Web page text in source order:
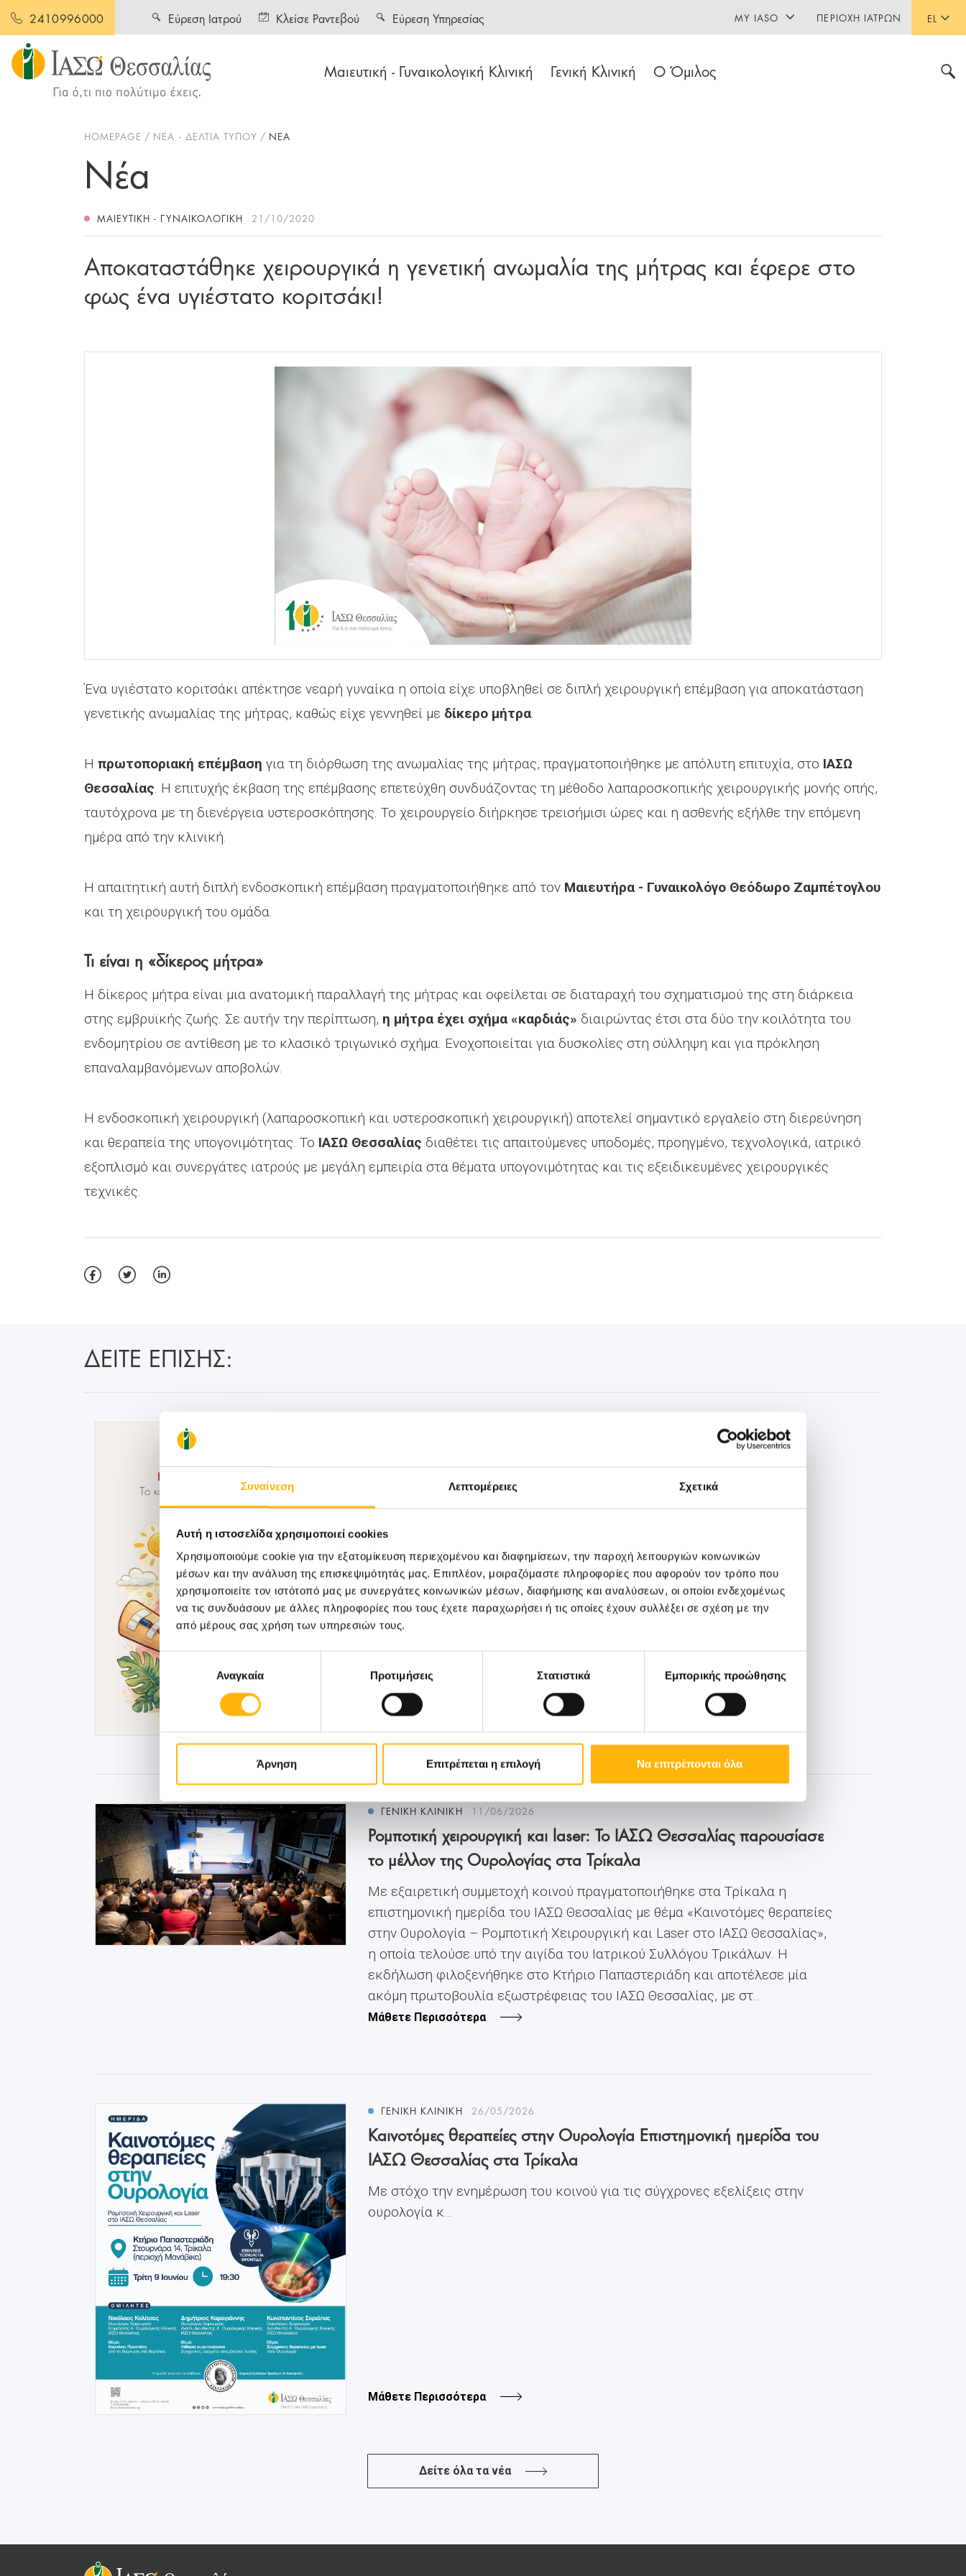
Συναίνεση Λεπτομέρειες Σχετικά
Αυτή η ιστοσελίδα χρησιμοποιεί cookies
Χρησιμοποιούμε cookie για την εξατομίκευση περιεχομένου και διαφημίσεων, την παροχή λειτουργιών κοινωνικών
μέσων και την ανάλυση της επισκεψιμότητάς μας. Επιπλέον, μοιραζόμαστε πληροφορίες που αφορούν τον τρόπο που
χρησιμοποιείτε τον ιστότοπό μας με συνεργάτες κοινωνικών μέσων, διαφήμισης και αναλύσεων, οι οποίοι ενδεχομένως
να τις συνδυάσουν με άλλες πληροφορίες που τους έχετε παραχωρήσει ή τις οποίες έχουν συλλέξει σε σχέση με την
από μέρους σας χρήση των υπηρεσιών τους.
Επιλογή
συγκατάθεσηςΑναγκαία Προτιμήσεις Στατιστικά Εμπορικής προώθησης
Άρνηση Επιτρέπεται η επιλογή Να επιτρέπονται όλα
2410996000 EL
Μαιευτική - Γυναικολογική Κλινική Γενική Κλινική Ο Όμιλος
Εύρεση Ιατρού Κλείσε Ραντεβού Εύρεση Υπηρεσίας MY IASO ΠΕΡΙΟΧΉ ΙΑΤΡΏΝ
HOMEPAGE ΝΕΑ - ΔΕΛΤΙΑ ΤΥΠΟΥ ΝΕΑ
Νέα
ΜΑΙΕΥΤΙΚΉ - ΓΥΝΑΙΚΟΛΟΓΙΚΉ 21/10/2020
Αποκαταστάθηκε χειρουργικά η γενετική ανωμαλία της μήτρας και έφερε στο
φως ένα υγιέστατο κοριτσάκι!
Ένα υγιέστατο κοριτσάκι απέκτησε νεαρή γυναίκα η οποία είχε υποβληθεί σε διπλή χειρουργική επέμβαση για αποκατάσταση
γενετικής ανωμαλίας της μήτρας, καθώς είχε γεννηθεί με δίκερο μήτρα.
Η πρωτοποριακή επέμβαση για τη διόρθωση της ανωμαλίας της μήτρας, πραγματοποιήθηκε με απόλυτη επιτυχία, στο ΙΑΣΩ
Θεσσαλίας. Η επιτυχής έκβαση της επέμβασης επετεύχθη συνδυάζοντας τη μέθοδο λαπαροσκοπικής χειρουργικής μονής οπής,
ταυτόχρονα με τη διενέργεια υστεροσκόπησης. Το χειρουργείο διήρκησε τρεισήμισι ώρες και η ασθενής εξήλθε την επόμενη
ημέρα από την κλινική.
Η απαιτητική αυτή διπλή ενδοσκοπική επέμβαση πραγματοποιήθηκε από τον Μαιευτήρα - Γυναικολόγο Θεόδωρο Ζαμπέτογλου
και τη χειρουργική του ομάδα.
Τι είναι η «δίκερος μήτρα»
Η δίκερος μήτρα είναι μια ανατομική παραλλαγή της μήτρας και οφείλεται σε διαταραχή του σχηματισμού της στη διάρκεια
στης εμβρυϊκής ζωής. Σε αυτήν την περίπτωση, η μήτρα έχει σχήμα «καρδιάς» διαιρώντας έτσι στα δύο την κοιλότητα του
ενδομητρίου σε αντίθεση με το κλασικό τριγωνικό σχήμα. Ενοχοποιείται για δυσκολίες στη σύλληψη και για πρόκληση
επαναλαμβανόμενων αποβολών.
Η ενδοσκοπική χειρουργική (λαπαροσκοπική και υστεροσκοπική χειρουργική) αποτελεί σημαντικό εργαλείο στη διερεύνηση
και θεραπεία της υπογονιμότητας. Το ΙΑΣΩ Θεσσαλίας διαθέτει τις απαιτούμενες υποδομές, προηγμένο, τεχνολογικά, ιατρικό
εξοπλισμό και συνεργάτες ιατρούς με μεγάλη εμπειρία στα θέματα υπογονιμότητας και τις εξειδικευμένες χειρουργικές
τεχνικές.
ΔΕΙΤΕ ΕΠΙΣΗΣ:
Το ΙΑΣΩ Θεσσαλίας πραγματοποίησε την καθιερωμένη
καλοκαιρινή εθελοντική αιμοδοσία
Το ΙΑΣΩ Θεσσαλίας πραγματοποίησε και φέτος την καθιερωμένη
καλοκαιρινή εθελοντ...
Μάθετε Περισσότερα
ΓΕΝΙΚΗ ΚΛΙΝΙΚΗ 11/06/2026
Ρομποτική χειρουργική και laser: Το ΙΑΣΩ Θεσσαλίας παρουσίασε
το μέλλον της Ουρολογίας στα Τρίκαλα
Με εξαιρετική συμμετοχή κοινού πραγματοποιήθηκε στα Τρίκαλα η
επιστημονική ημερίδα του ΙΑΣΩ Θεσσαλίας με θέμα «Καινοτόμες θεραπείες
στην Ουρολογία – Ρομποτική Χειρουργική και Laser στο ΙΑΣΩ Θεσσαλίας»,
η οποία τελούσε υπό την αιγίδα του Ιατρικού Συλλόγου Τρικάλων. Η
εκδήλωση φιλοξενήθηκε στο Κτήριο Παπαστεριάδη και αποτέλεσε μία
ακόμη πρωτοβουλία εξωστρέφειας του ΙΑΣΩ Θεσσαλίας, με στ...
Μάθετε Περισσότερα
ΓΕΝΙΚΗ ΚΛΙΝΙΚΗ 26/05/2026
Καινοτόμες θεραπείες στην Ουρολογία Επιστημονική ημερίδα του
ΙΑΣΩ Θεσσαλίας στα Τρίκαλα
Με στόχο την ενημέρωση του κοινού για τις σύγχρονες εξελίξεις στην
ουρολογία κ...
Μάθετε Περισσότερα
Δείτε όλα τα νέα